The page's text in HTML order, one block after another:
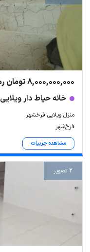
| Map data ©ariamarz.com
8,000,000,000 تومان رهن
خانه حیاط دار ویلایی
منزل ویلایی فرخشهر
فرخ‌شهر
مشاهده جزییات
2 تصویر